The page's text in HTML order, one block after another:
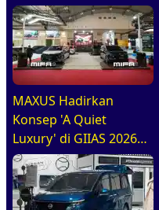
MAXUS Hadirkan
Konsep 'A Quiet
Luxury' di GIIAS 2026
melalui Jajaran
Premium Electric MPV